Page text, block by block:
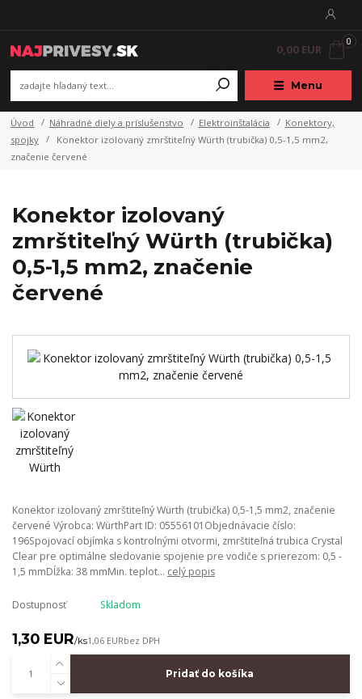
Menu
0
0,00 EUR
Úvod Náhradné diely a príslušenstvo Elektroinštalácia
Konektory,
spojky
Konektor izolovaný zmrštiteľný Würth (trubička) 0,5-1,5 mm2,
značenie červené
Konektor izolovaný
zmrštiteľný Würth (trubička)
0,5-1,5 mm2, značenie
červené
Konektor izolovaný zmrštiteľný Würth (trubička) 0,5-1,5 mm2, značenie
červené Výrobca: WürthPart ID: 05556101Objednávacie číslo:
196Spojovací objímka s kontrolnými otvormi, zmrštiteľná trubica Crystal
Clear pre optimálne sledovanie spojenie pre vodiče s prierezom: 0,5 -
1,5 mmDĺžka: 38 mmMin. teplot... celý popis
Dostupnosť Skladom
1,30 EUR/ks1,06 EURbez DPH
Pridať do košíka